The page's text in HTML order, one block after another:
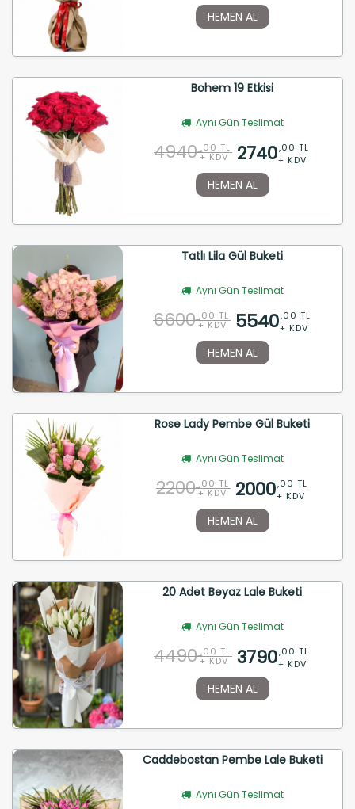
HEMEN AL
Bohem 19 Etkisi
Aynı Gün Teslimat
4940 ,00 TL
+ KDV 2740,00 TL
+ KDV
HEMEN AL
Tatlı Lila Gül Buketi
Aynı Gün Teslimat
6600 ,00 TL
+ KDV 5540,00 TL
+ KDV
HEMEN AL
Rose Lady Pembe Gül Buketi
Aynı Gün Teslimat
2200 ,00 TL
+ KDV 2000,00 TL
+ KDV
HEMEN AL
20 Adet Beyaz Lale Buketi
Aynı Gün Teslimat
4490 ,00 TL
+ KDV 3790,00 TL
+ KDV
HEMEN AL
Caddebostan Pembe Lale Buketi
Aynı Gün Teslimat